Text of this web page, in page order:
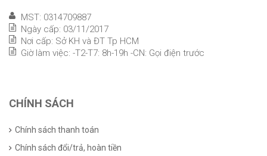
MST: 0314709887
Ngày cấp: 03/11/2017
Nơi cấp: Sở KH và ĐT Tp HCM
Giờ làm việc: -T2-T7: 8h-19h -CN: Gọi điện trước
CHÍNH SÁCH
Chính sách thanh toán
Chính sách đổi/trả, hoàn tiền